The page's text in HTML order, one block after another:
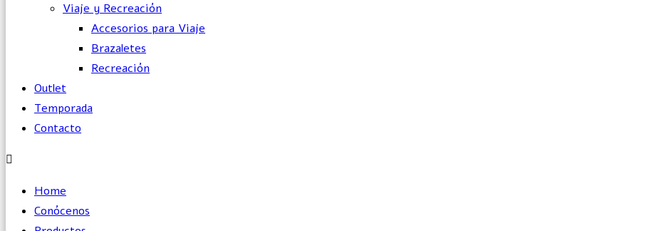
Viaje y Recreación
Accesorios para Viaje
Brazaletes
Recreación
Outlet
Temporada
Contacto
Home
Conócenos